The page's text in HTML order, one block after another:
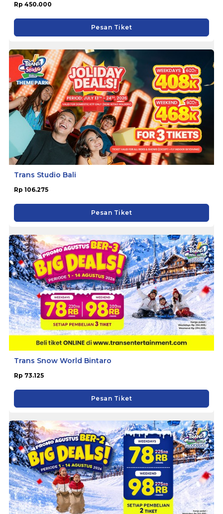
Rp 450.000
Pesan Tiket
Trans Studio Bali
Rp 106.275
Pesan Tiket
Trans Snow World Bintaro
Rp 73.125
Pesan Tiket